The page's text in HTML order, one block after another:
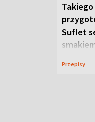
Suflet
Przepisy